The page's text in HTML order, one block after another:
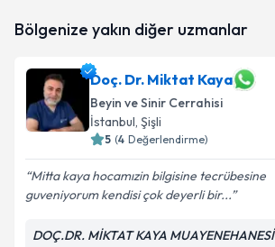
Bölgenize yakın diğer uzmanlar
Doç. Dr. Miktat Kaya
Beyin ve Sinir Cerrahisi
İstanbul, Şişli
5 (4 Değerlendirme)
Mitta kaya hocamızin bilgisine tecrübesine
guveniyorum kendisi çok deyerli bir...
DOÇ.DR. MİKTAT KAYA MUAYENEHANESİ